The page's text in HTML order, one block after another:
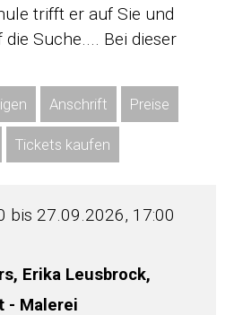
trifft er auf Sie und
Suche.... Bei dieser
Anschrift Preise
Tickets kaufen
bis 27.09.2026, 17:00
Erika Leusbrock,
- Malerei